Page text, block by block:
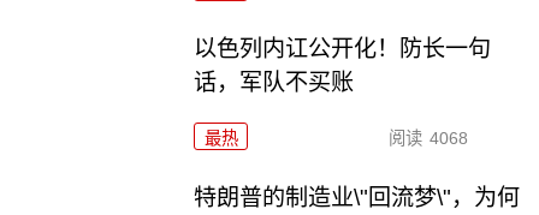
以色列内讧公开化！防长一句
话，军队不买账
最热 阅读 4068
特朗普的制造业\"回流梦\"，为何